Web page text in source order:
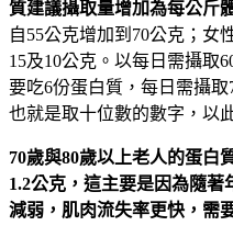
質建議攝取量增加為每公斤
自55公克增加到70公克；女
15及10公克。以每日需攝取
要吃6份蛋白質，每日需攝取
也就是取十位數的數字，以
70歲與80歲以上老人的蛋白
1.2公克，這主要是因為隨著
減弱，肌肉流失率更快，需